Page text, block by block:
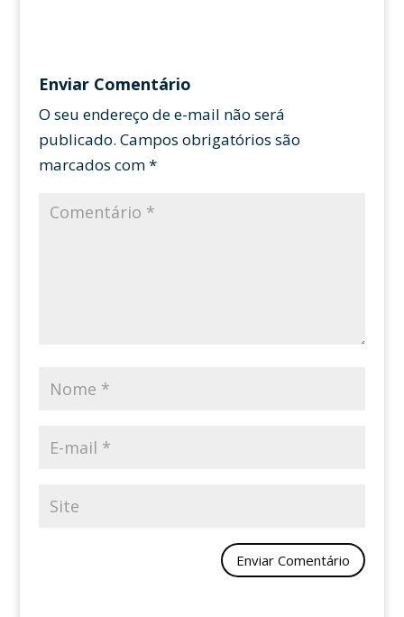
Enviar Comentário
O seu endereço de e-mail não será
publicado. Campos obrigatórios são
marcados com*